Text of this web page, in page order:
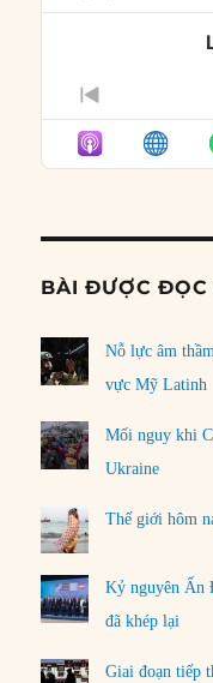
PREVIOUS
EPISODE
BÀI ĐƯỢC ĐỌC
Nỗ lực âm
vực Mỹ Latinh
Mối nguy khi
Ukraine
Thế giới hôm
Kỷ nguyên Ấn
đã khép lại
Giai đoạn tiếp